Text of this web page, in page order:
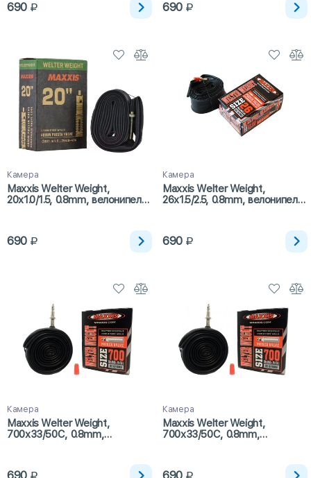
690 690
Камера
Maxxis Welter Weight,
20x1.0/1.5, 0.8mm, велонипель,
690
Камера
Maxxis Welter Weight,
26x1.5/2.5, 0.8mm, велонипель,
690
Камера
Maxxis Welter Weight,
700x33/50C, 0.8mm,
Камера
Maxxis Welter Weight,
700x33/50C, 0.8mm,